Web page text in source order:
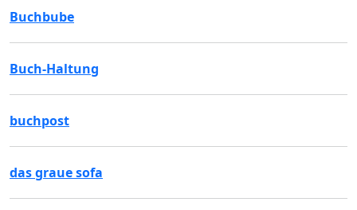
Buchbube
Buch-Haltung
buchpost
das graue sofa